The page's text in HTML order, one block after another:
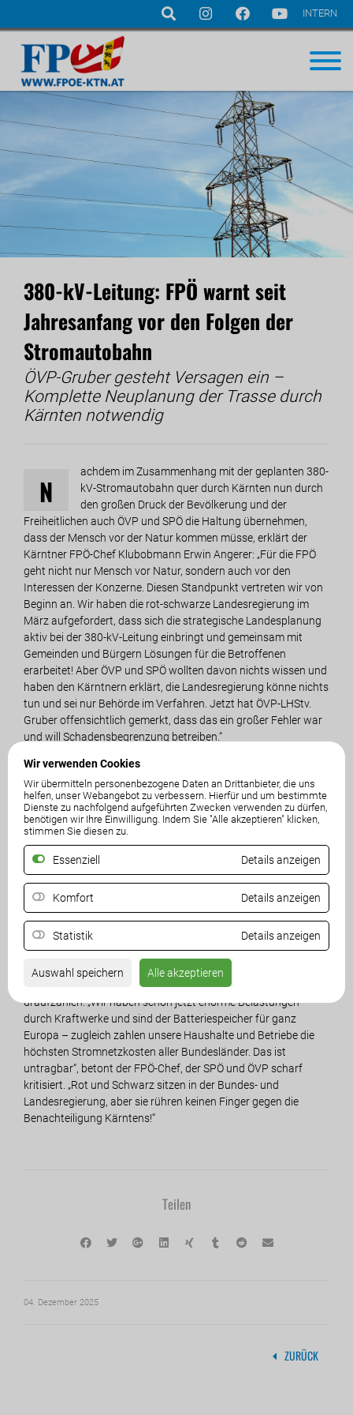
Navigation
Wir verwenden Cookies
Wir übermitteln personenbezogene Daten an Drittanbieter, die uns
helfen, unser Webangebot zu verbessern. Hierfür und um bestimmte
Dienste zu nachfolgend aufgeführten Zwecken verwenden zu dürfen,
benötigen wir Ihre Einwilligung. Indem Sie "Alle akzeptieren" klicken,
stimmen Sie diesen zu.
Essenziell Details anzeigen
Komfort Details anzeigen
Statistik Details anzeigen
Auswahl speichern Alle akzeptieren
INTERN
380-kV-Leitung: FPÖ warnt seit
Jahresanfang vor den Folgen der
Stromautobahn
ÖVP-Gruber gesteht Versagen ein –
Komplette Neuplanung der Trasse durch
Kärnten notwendig
N
achdem im Zusammenhang mit der geplanten 380-
kV-Stromautobahn quer durch Kärnten nun durch
den großen Druck der Bevölkerung und der
Freiheitlichen auch ÖVP und SPÖ die Haltung übernehmen,
dass der Mensch vor der Natur kommen müsse, erklärt der
Kärntner FPÖ-Chef Klubobmann Erwin Angerer: „Für die FPÖ
geht nicht nur Mensch vor Natur, sondern auch vor den
Interessen der Konzerne. Diesen Standpunkt vertreten wir von
Beginn an. Wir haben die rot-schwarze Landesregierung im
März aufgefordert, dass sich die strategische Landesplanung
aktiv bei der 380-kV-Leitung einbringt und gemeinsam mit
Gemeinden und Bürgern Lösungen für die Betroffenen
erarbeitet! Aber ÖVP und SPÖ wollten davon nichts wissen und
haben den Kärntnern erklärt, die Landesregierung könne nichts
tun und sei nur Behörde im Verfahren. Jetzt hat ÖVP-LHStv.
Gruber offensichtlich gemerkt, dass das ein großer Fehler war
und will Schadensbegrenzung betreiben.“
Wegen der völligen Untätigkeit von SPÖ und ÖVP werde der
Widerstand der Bürger immer größer. „Die Kärntner haben ein
Recht auf ehrliche Antworten und Transparenz“, betont
Angerer. Es müsse eine ehrliche Diskussion geben: „Brauchen
wir diese 380-kV-Leitung überhaupt? Das stelle ich sehr infrage!
Aber falls ja, zu welchem Preis für Mensch, Natur und Land?
Zuerst muss immer der Mensch kommen, dann die Natur – und
erst danach die Interessen der Stromkonzerne. Nicht
umgekehrt, wie es derzeit passiert. Den neuen Standpunkt von
SPÖ und ÖVP können wir nur so verstehen, dass ein kompletter
Neustart nötig ist und es eine komplette Neuplanung der 380-
kV-Trasse durch Kärnten geben muss.“
Kärnten dürfe durch die 380-kV-Leitung nicht noch mehr
draufzahlen. „Wir haben schon jetzt enorme Belastungen
durch Kraftwerke und sind der Batteriespeicher für ganz
Europa – zugleich zahlen unsere Haushalte und Betriebe die
höchsten Stromnetzkosten aller Bundesländer. Das ist
untragbar“, betont der FPÖ-Chef, der SPÖ und ÖVP scharf
kritisiert. „Rot und Schwarz sitzen in der Bundes- und
Landesregierung, aber sie rühren keinen Finger gegen die
Benachteiligung Kärntens!“
Teilen
04. Dezember 2025
ZURÜCK